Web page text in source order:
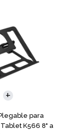
para
K566 8" a